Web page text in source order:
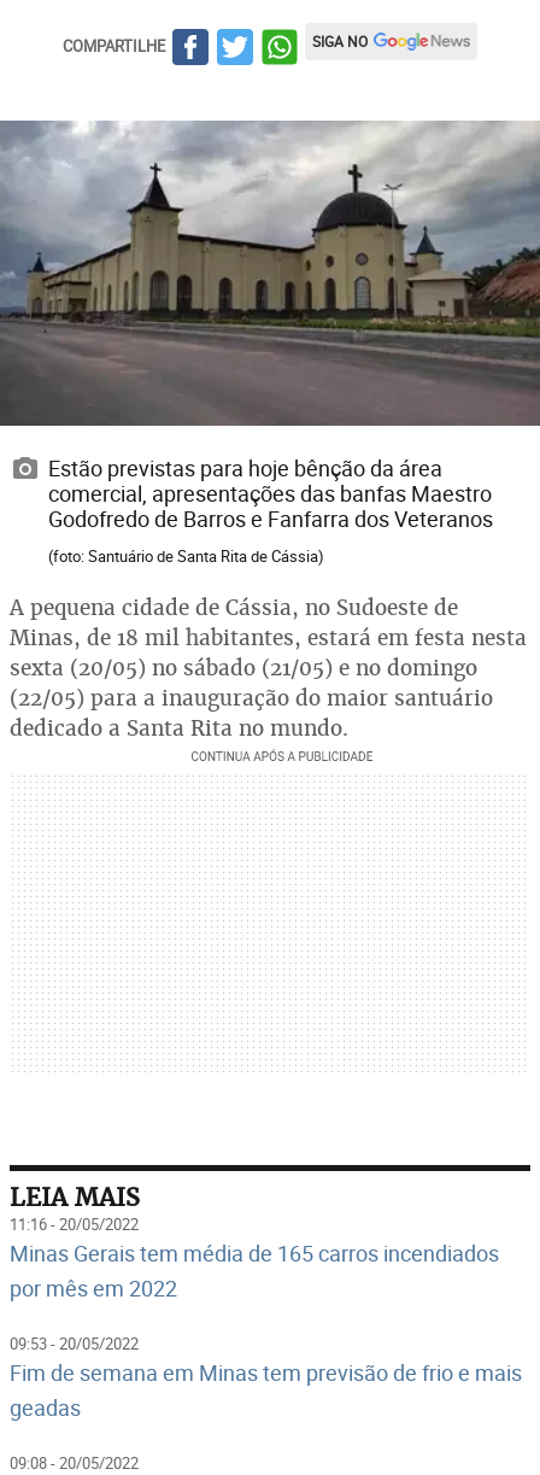
COMPARTILHE SIGA NO
Estão previstas para hoje bênção da área
comercial, apresentações das banfas Maestro
Godofredo de Barros e Fanfarra dos Veteranos
(foto: Santuário de Santa Rita de Cássia)
A pequena cidade de Cássia, no Sudoeste de
Minas, de 18 mil habitantes, estará em festa nesta
sexta (20/05) no sábado (21/05) e no domingo
(22/05) para a inauguração do maior santuário
dedicado a Santa Rita no mundo.
LEIA MAIS
11:16 - 20/05/2022
Minas Gerais tem média de 165 carros incendiados
por mês em 2022
09:53 - 20/05/2022
Fim de semana em Minas tem previsão de frio e mais
geadas
09:08 - 20/05/2022